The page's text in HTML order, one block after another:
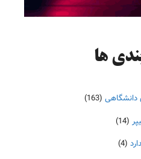
ها
(163)
(14)
(4)